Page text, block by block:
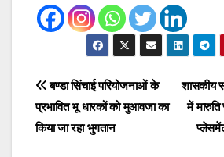
Post
navigation
शासकीय
में
बण्डा सिंचाई परियोजनाओं के
प्रभावित भू धारकों को मुआवजा का
किया जा रहा भुगतान